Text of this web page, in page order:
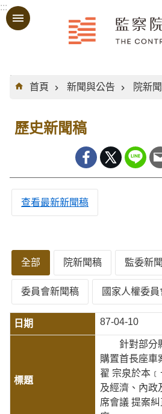
跳到主要內容區塊
:::
:::
首頁
新聞與公告 院新
歷史新聞稿
查看最新新聞稿
全部 院新聞稿 監委新
委員會新聞稿 國家人權委
87-04-10
針對部分縣
購置首長座車
翟 宗泉於本
及經濟、內政
席會議 提案